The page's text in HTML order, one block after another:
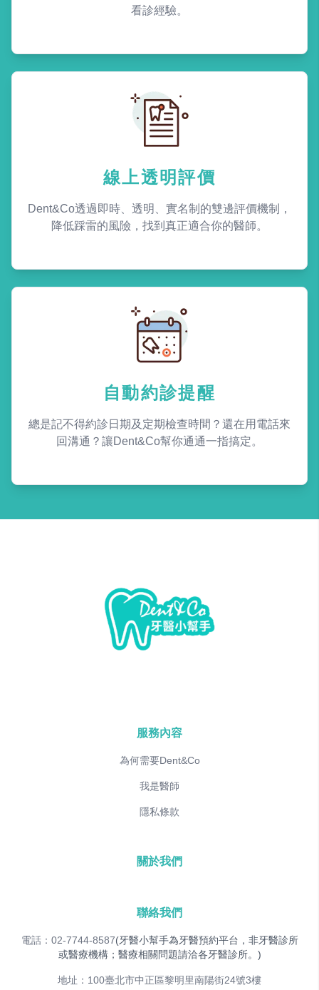
看診經驗。
線上透明評價
Dent&Co透過即時、透明、實名制的雙邊評價機制，
降低踩雷的風險，找到真正適合你的醫師。
自動約診提醒
總是記不得約診日期及定期檢查時間？還在用電話來
回溝通？讓Dent&Co幫你通通一指搞定。
服務內容
為何需要Dent&Co
我是醫師
隱私條款
關於我們
聯絡我們
電話：02-7744-8587(牙醫小幫手為牙醫預約平台，非牙醫診所
或醫療機構；醫療相關問題請洽各牙醫診所。)
地址：100臺北市中正區黎明里南陽街24號3樓